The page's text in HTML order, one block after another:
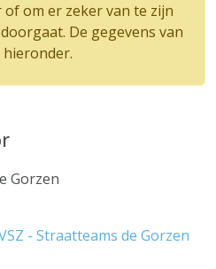
om er zeker van te zijn
De gegevens van
Gorzen
- Straatteams de Gorzen